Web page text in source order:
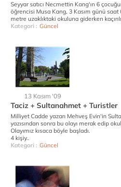
Seyyar satıcı Necmettin Kang'ın 6
öğrencisi Musa Kang, 3 Kasım günü saat
metre uzaklıktaki okuluna giderken
Kategori : Güncel
13 Kasım '09
Taciz + Sultanahmet + Turistler
Milliyet Cadde yazarı Mehveş Evin'in
yazısından sonra bu olayı merak edip
Olayımız kısaca böyle başladı.
4 kişiy..
Kategori : Güncel